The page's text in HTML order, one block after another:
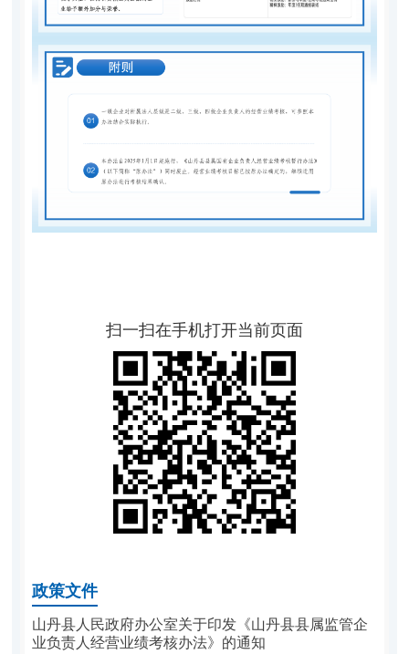
扫一扫在手机打开当前页面
政策文件
山丹县人民政府办公室关于印发《山丹县县属监管企
业负责人经营业绩考核办法》的通知